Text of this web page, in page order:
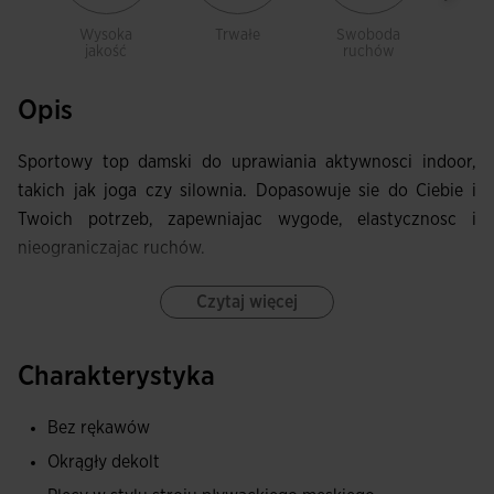
Wysoka
jakość
Trwałe
Swoboda
ruchów
Opis
Sportowy top damski do uprawiania aktywnosci indoor,
takich jak joga czy silownia. Dopasowuje sie do Ciebie i
Twoich potrzeb, zapewniajac wygode, elastycznosc i
nieograniczajac ruchów.
Ten stanik sportowy ma nadruk sublimacyjny na calej
pelna swobode ruchów. Wyciecia wykonane laserowo dla
Czytaj więcej
Charakterystyka
Bez rękawów
Okrągły dekolt